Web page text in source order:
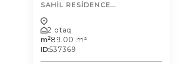
SAHİL RESİDENCE...
2 otaq
m289.00 m²
ID:537369